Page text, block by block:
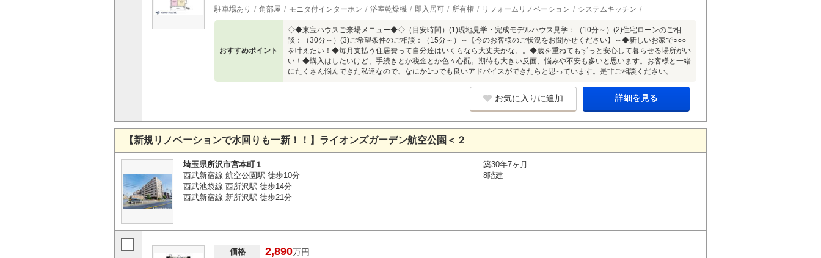
駐車場あり 角部屋 モニタ付インターホン 浴室乾燥機 即入居可 所有権 リフォームリノベーション システムキッチン
おすすめポイント
◇◆東宝ハウスご来場メニュー◆◇（目安時間）(1)現地見学・完成モデルハウス見学：（10分～）(2)住宅ローンのご相
談：（30分～）(3)ご希望条件のご相談：（15分～）～【今のお客様のご状況をお聞かせください】～◆新しいお家で○○○
を叶えたい！◆毎月支払う住居費って自分達はいくらなら大丈夫かな。。◆歳を重ねてもずっと安心して暮らせる場所がい
い！◆購入はしたいけど、手続きとか税金とか色々心配。期待も大きい反面、悩みや不安も多いと思います。お客様と一緒
にたくさん悩んできた私達なので、なにか1つでも良いアドバイスができたらと思っています。是非ご相談ください。
お気に入りに追加 詳細を見る
【新規リノベーションで水回りも一新！！】ライオンズガーデン航空公園＜２
埼玉県所沢市宮本町１
西武新宿線 航空公園駅 徒歩10分
西武池袋線 西所沢駅 徒歩14分
西武新宿線 新所沢駅 徒歩21分
築30年7ヶ月
8階建
価格 2,890万円